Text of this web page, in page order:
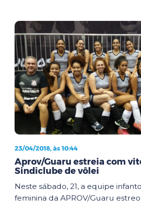
23/04/2018, às 10:44
Aprov/Guaru estreia com
Sindiclube de vôlei
Neste sábado, 21, a equipe
feminina da APROV/Guaru